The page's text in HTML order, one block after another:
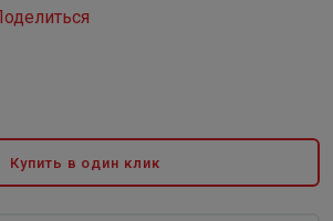
Купить в один клик